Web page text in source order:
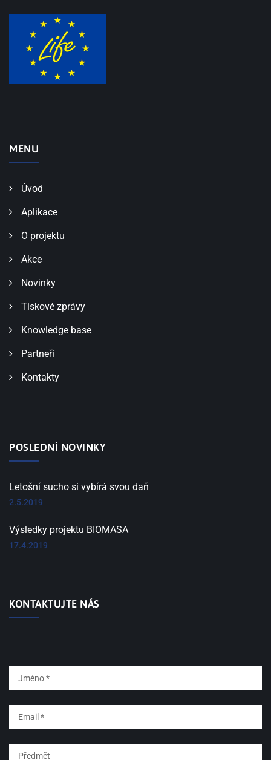
MENU
Úvod
Aplikace
O projektu
Akce
Novinky
Tiskové zprávy
Knowledge base
Partneři
Kontakty
POSLEDNÍ NOVINKY
Letošní sucho si vybírá svou daň
2.5.2019
Výsledky projektu BIOMASA
17.4.2019
KONTAKTUJTE NÁS